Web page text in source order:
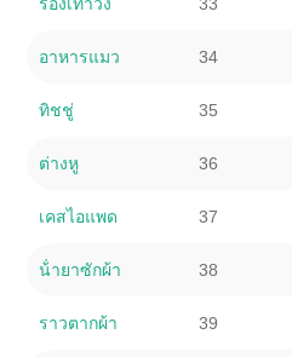
อาหารแมว 34
ทิชชู่ 35
ต่างหู 36
เคสไอแพด 37
น้ํายาซักผ้า 38
ราวตากผ้า 39